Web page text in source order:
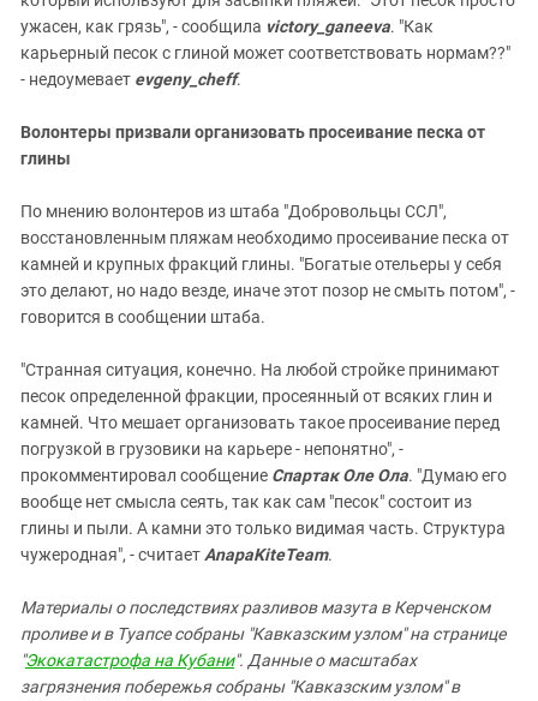
ужасен, как грязь", - сообщила victory_ganeeva. "Как
карьерный песок с глиной может соответствовать нормам??"
- недоумевает evgeny_cheff.
Волонтеры призвали организовать просеивание песка от
глины
По мнению волонтеров из штаба "Добровольцы ССЛ",
восстановленным пляжам необходимо просеивание песка от
камней и крупных фракций глины. "Богатые отельеры у себя
это делают, но надо везде, иначе этот позор не смыть потом", -
говорится в сообщении штаба.
"Странная ситуация, конечно. На любой стройке принимают
песок определенной фракции, просеянный от всяких глин и
камней. Что мешает организовать такое просеивание перед
погрузкой в грузовики на карьере - непонятно", -
прокомментировал сообщение Спартак Оле Ола. "Думаю его
вообще нет смысла сеять, так как сам "песок" состоит из
глины и пыли. А камни это только видимая часть. Структура
чужеродная", - считает AnapaKiteTeam.
Материалы о последствиях разливов мазута в Керченском
проливе и в Туапсе собраны "Кавказским узлом" на странице
"Экокатастрофа на Кубани". Данные о масштабах
загрязнения побережья собраны "Кавказским узлом" в